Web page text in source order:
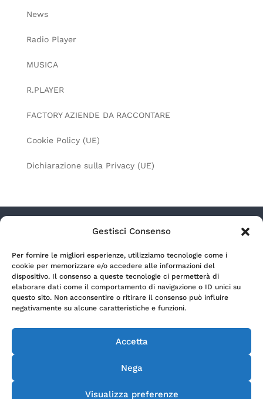
Gestisci Consenso
Per fornire le migliori esperienze, utilizziamo tecnologie come i
cookie per memorizzare e/o accedere alle informazioni del
dispositivo. Il consenso a queste tecnologie ci permetterà di
elaborare dati come il comportamento di navigazione o ID unici su
questo sito. Non acconsentire o ritirare il consenso può influire
negativamente su alcune caratteristiche e funzioni.
Accetta
Nega
Visualizza preferenze
News
Radio Player
MUSICA
R.PLAYER
FACTORY AZIENDE DA RACCONTARE
Cookie Policy (UE)
Dichiarazione sulla Privacy (UE)
9/11 – 24122 Bergamo (Italia) | P.Iva 00699990164 |
REA BG-166254 | Capitale sociale € 500.000,00 i.v.
Privacy Policy
Cookie Policy
riservati.